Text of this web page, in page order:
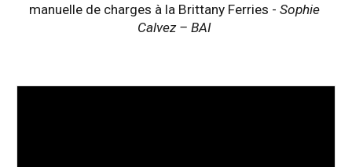
manuelle de charges à la Brittany Ferries - Sophie
Calvez – BAI